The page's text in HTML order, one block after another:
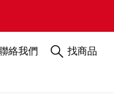
絡我們
找商品